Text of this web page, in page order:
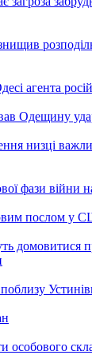
агента
Одещину
низці
фази війни
послом у
домовитися
особового